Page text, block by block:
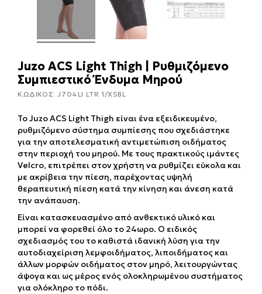
Juzo ACS Light Thigh | Ρυθμιζόμενο
Συμπιεστικό Ένδυμα Μηρού
ΚΩΔΙΚΟΣ:J704LI LTR 1/XSBL
Το Juzo ACS Light Thigh είναι ένα εξειδικευμένο,
ρυθμιζόμενο σύστημα συμπίεσης που σχεδιάστηκε
για την αποτελεσματική αντιμετώπιση οιδήματος
στην περιοχή του μηρού. Με τους πρακτικούς ιμάντες
Velcro, επιτρέπει στον χρήστη να ρυθμίζει εύκολα και
με ακρίβεια την πίεση, παρέχοντας υψηλή
θεραπευτική πίεση κατά την κίνηση και άνεση κατά
την ανάπαυση.
Είναι κατασκευασμένο από ανθεκτικό υλικό και
μπορεί να φορεθεί όλο το 24ωρο. Ο ειδικός
σχεδιασμός του το καθιστά ιδανική λύση για την
αυτοδιαχείριση λεμφοιδήματος, λιποιδήματος και
άλλων μορφών οιδήματος στον μηρό, λειτουργώντας
άψογα και ως μέρος ενός ολοκληρωμένου συστήματος
για ολόκληρο το πόδι.